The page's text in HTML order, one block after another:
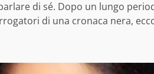
di sé. Dopo un lungo
di una cronaca nera,